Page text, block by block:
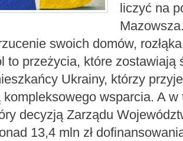
liczyć na
swoich domów,
to przeżycia, które zostawiają
Ukrainy, którzy
kompleksowego wsparcia. A w
decyzją Zarządu
13,4 mln zł